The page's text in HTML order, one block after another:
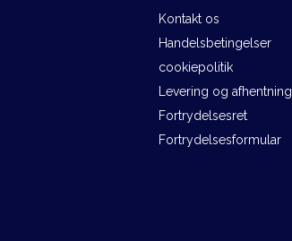
Kontakt os
Handelsbetingelser
cookiepolitik
Levering og afhentning
Fortrydelsesret
Fortrydelsesformular